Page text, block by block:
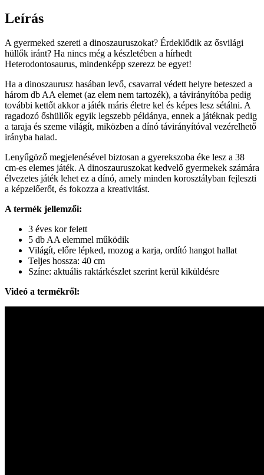
Leírás
A gyermeked szereti a dinoszauruszokat? Érdeklődik az ősvilági
hüllők iránt? Ha nincs még a készletében a hírhedt
Heterodontosaurus, mindenképp szerezz be egyet!
Ha a dinoszaurusz hasában levő, csavarral védett helyre beteszed a
három db AA elemet (az elem nem tartozék), a távirányítóba pedig
további kettőt akkor a játék máris életre kel és képes lesz sétálni. A
ragadozó őshüllők egyik legszebb példánya, ennek a játéknak pedig
a taraja és szeme világít, miközben a dínó távirányítóval vezérelhető
irányba halad.
Lenyűgöző megjelenésével biztosan a gyerekszoba éke lesz a 38
cm-es elemes játék. A dinoszauruszokat kedvelő gyermekek számára
élvezetes játék lehet ez a dínó, amely minden korosztályban fejleszti
a képzelőerőt, és fokozza a kreativitást.
A termék jellemzői:
3 éves kor felett
5 db AA elemmel működik
Világít, előre lépked, mozog a karja, ordító hangot hallat
Teljes hossza: 40 cm
Színe: aktuális raktárkészlet szerint kerül kiküldésre
Videó a termékről: